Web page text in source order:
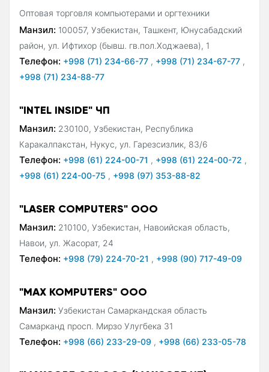
Оптовая торговля компьютерами и оргтехники
Манзил: 100057, Узбекистан, Ташкент, Юнусабадский
район, ул. Ифтихор (бывш. гв.пол.Ходжаева), 1
Телефон: +998 (71) 234-66-77 , +998 (71) 234-67-77 ,
+998 (71) 234-88-77
"INTEL INSIDE" ЧП
Манзил: 230100, Узбекистан, Республика
Каракалпакстан, Нукус, ул. Гарезсизлик, 83/6
Телефон: +998 (61) 224-00-71 , +998 (61) 224-00-72 ,
+998 (61) 224-00-75 , +998 (97) 353-88-82
"LASER COMPUTERS" ООО
Манзил: 210100, Узбекистан, Навоийская область,
Навои, ул. Жасорат, 24
Телефон: +998 (79) 224-70-21 , +998 (90) 717-49-09
"MAX KOMPUTERS" ООО
Манзил: Узбекистан Самаркандская область
Самарканд просп. Мирзо Улугбека 31
Телефон: +998 (66) 233-29-09 , +998 (66) 233-05-78